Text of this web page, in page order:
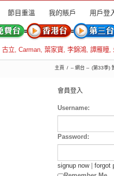
節目重溫 我的賬戶 用戶登
古立, Carman, 葉家寶, 李錦鴻, 譚雁瞳,
主頁 -- 網台 -- (第33季)
會員登入
Username:
Password:
signup now| forgot